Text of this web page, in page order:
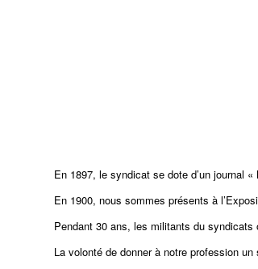
En 1897, le syndicat se dote d’un journal
En 1900, nous sommes présents à
Pendant 30 ans, les militants du syndicats
La volonté de donner à notre profession